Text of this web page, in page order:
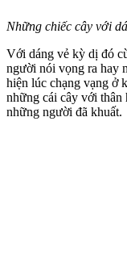
Những chiếc cây với
Với dáng vẻ kỳ dị đó
người nói vọng ra hay
hiện lúc chạng vạng ở
những cái cây với
những người đã khuất.